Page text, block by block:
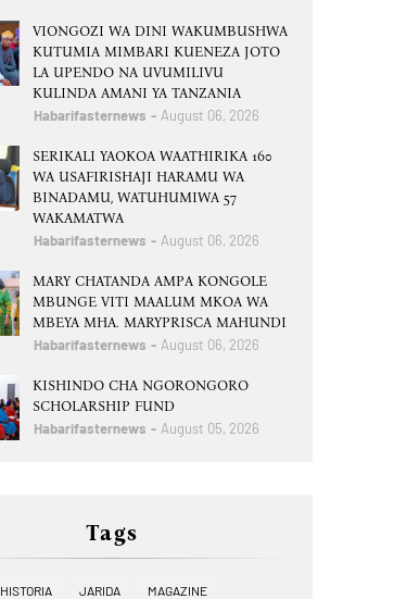
VIONGOZI WA DINI WAKUMBUSHWA
KUTUMIA MIMBARI KUENEZA JOTO
LA UPENDO NA UVUMILIVU
KULINDA AMANI YA TANZANIA
Habarifasternews August 06, 2026
SERIKALI YAOKOA WAATHIRIKA 160
WA USAFIRISHAJI HARAMU WA
BINADAMU, WATUHUMIWA 57
WAKAMATWA
Habarifasternews August 06, 2026
MARY CHATANDA AMPA KONGOLE
MBUNGE VITI MAALUM MKOA WA
MBEYA MHA. MARYPRISCA MAHUNDI
Habarifasternews August 06, 2026
KISHINDO CHA NGORONGORO
SCHOLARSHIP FUND
Habarifasternews August 05, 2026
Tags
HISTORIA JARIDA MAGAZINE